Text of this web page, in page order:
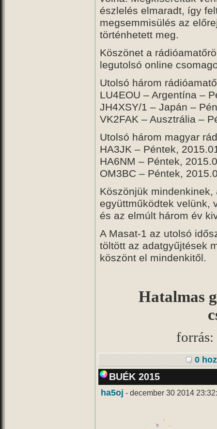
észlelés elmaradt, így
megsemmisülés az
történhetett meg.
Köszönet a
legutolsó online
Utolsó három
LU4EOU – Argentína –
JH4XSY/1 – Japán –
VK2FAK – Ausztrália –
Utolsó három magyar
HA3JK – Péntek,
HA6NM – Péntek,
OM3BC – Péntek,
Köszönjük
együttműködtek velünk,
és az elmúlt három év
A Masat-1 az utolsó
töltött az adatgyűjtések
köszönt el mindenkitől.
Hatalmas
forrás:
0
BUÉK 2015
ha5oj - december 30 2014